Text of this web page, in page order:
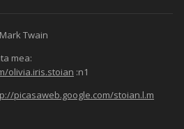
Twain
mea:
olivia.iris.stoian :n1
picasaweb.google.com/stoian.l.m